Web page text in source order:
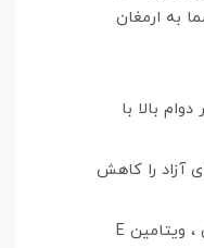
به ارمغان
بالا با
آزاد را كاهش
كرم پودرى حاوى آنتى اكسيدان ، ويتامين E